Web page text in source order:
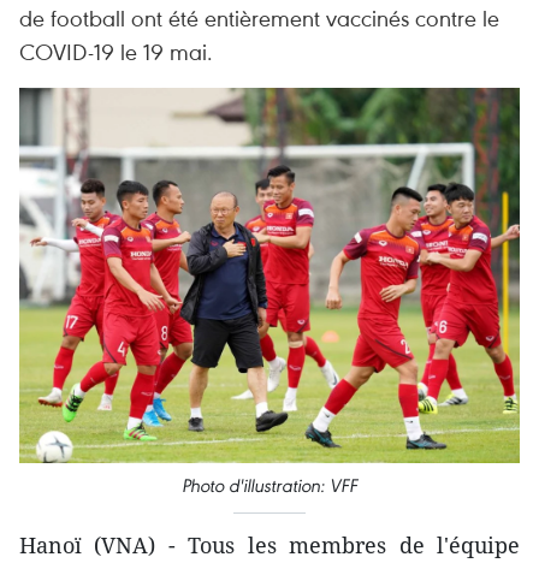
de football ont été entièrement vaccinés contre le
COVID-19 le 19 mai.
Photo d'illustration: VFF
Hanoï (VNA) - Tous les membres de l'équipe